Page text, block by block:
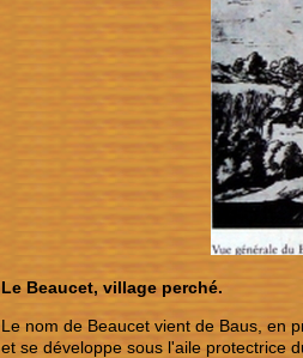
Le Beaucet, village perché.
Le nom de Beaucet vient de Baus, en
et se développe sous l'aile protectrice